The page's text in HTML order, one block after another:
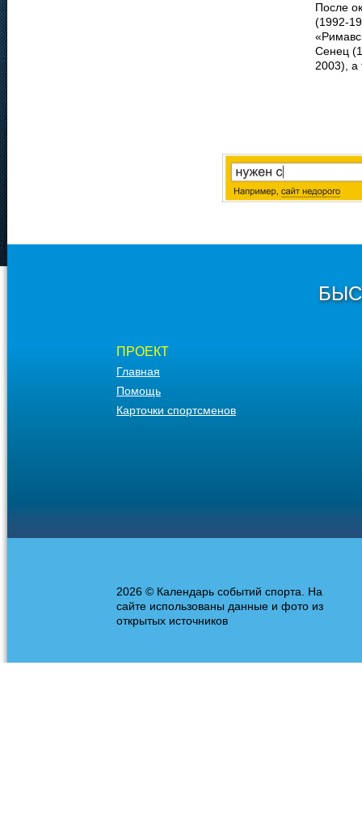
После
(1992-
Сенец
2003), а
ПРОЕКТ
Главная
Помощь
Карточки спортсменов
2026 © Календарь событий спорта. На
сайте использованы данные и фото из
открытых источников